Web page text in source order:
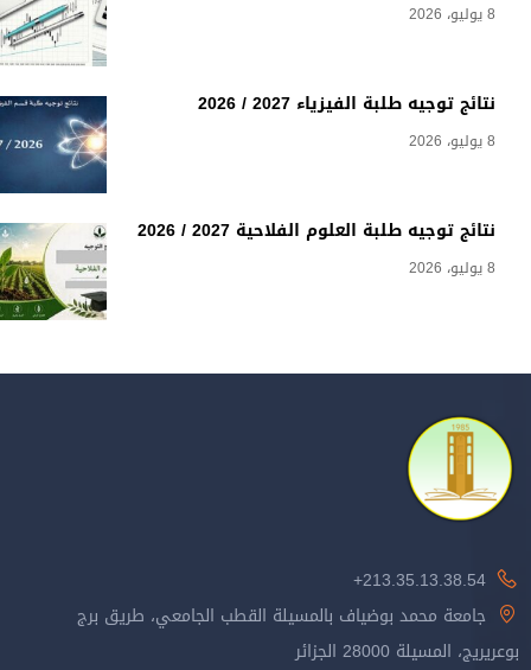
8 يوليو، 2026
نتائج توجيه طلبة الفيزياء 2027 / 2026
8 يوليو، 2026
نتائج توجيه طلبة العلوم الفلاحية 2027 / 2026
8 يوليو، 2026
213.35.13.38.54+
جامعة محمد بوضياف بالمسيلة القطب الجامعي، طريق برج
بوعريريج، المسيلة 28000 الجزائر